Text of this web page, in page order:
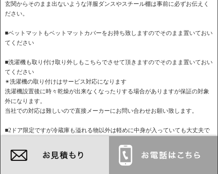
玄関からそのまま出ないような洋服ダンスやスチール棚は事前に必ずお伝えく
ださい。
■ベットマットもベットマットカバーをお持ち致しますのでそのまま置いておい
てください
■洗濯機も取り付け取り外しもこちらでさせて頂きますのでそのまま置いておい
てください
✴︎洗濯機の取り付けはサービス対応になります
洗濯機設置後に時々乾燥が出来なくなったりする場合がありますが保証の対象
外になります。
当社での対応は難しいので直接メーカーにお問い合わせお願い致します。
■2ドア限定ですが冷蔵庫も溢れる物以外は軽めに中身が入っていても大丈夫で
コンセントも当日まで挿したままで大丈夫です
✳︎階段作業の場合冷蔵庫、家具などの中身は抜いて頂くようお願い致します。